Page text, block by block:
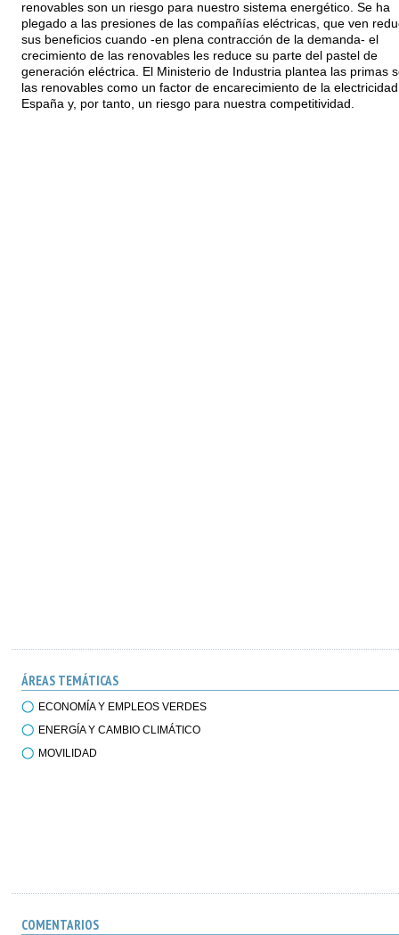
renovables son un riesgo para nuestro sistema energético. Se ha
plegado a las presiones de las compañías eléctricas, que ven
sus beneficios cuando -en plena contracción de la demanda- el
crecimiento de las renovables les reduce su parte del pastel de
generación eléctrica. El Ministerio de Industria plantea las primas
las renovables como un factor de encarecimiento de la
España y, por tanto, un riesgo para nuestra competitividad.
ÁREAS TEMÁTICAS
ECONOMÍA Y EMPLEOS VERDES
ENERGÍA Y CAMBIO CLIMÁTICO
MOVILIDAD
COMENTARIOS